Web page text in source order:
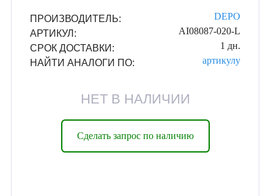
ПРОИЗВОДИТЕЛЬ:
DEPO
АРТИКУЛ:
AI08087-020-L
СРОК ДОСТАВКИ:
1 дн.
НАЙТИ АНАЛОГИ ПО:
артикулу
НЕТ В НАЛИЧИИ
Сделать запрос по наличию